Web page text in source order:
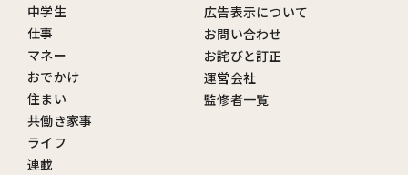
中学生
仕事
マネー
おでかけ
住まい
共働き家事
ライフ
連載
広告表示について
お問い合わせ
お詫びと訂正
運営会社
監修者一覧